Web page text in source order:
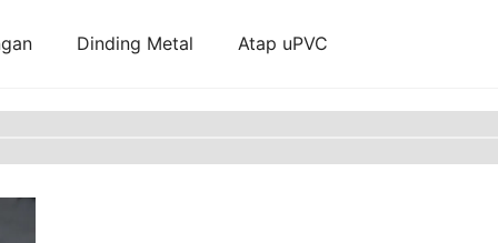
Dinding Metal Atap uPVC